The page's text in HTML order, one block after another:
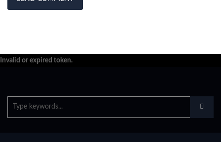
Invalid or expired token.